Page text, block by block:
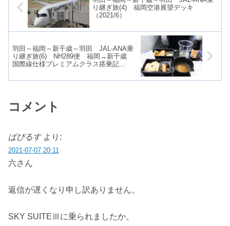
り継ぎ旅(4) 福岡空港展望デッキ
（2021/6）
羽田～福岡～新千歳～羽田 JAL-ANA乗
り継ぎ旅(6) NH289便 福岡→新千歳
国際線仕様プレミアムクラス搭乗記
コメント
ぱぴるす より:
2021-07-07 20:11
六さん
返信が遅くなり申し訳ありません。
SKY SUITEⅢに乗られましたか。